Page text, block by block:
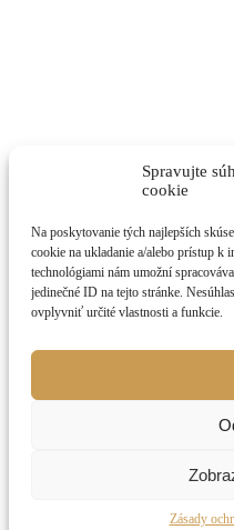
Spravujte
cookie
Na poskytovanie tých najlepších
cookie na ukladanie a/alebo prístup k
technológiami nám umožní
jedinečné ID na tejto stránke.
ovplyvniť určité vlastnosti a funkcie.
Zásady
Domov|Recepty|Články|
Obsah
Kontakt
Zásady ochrany